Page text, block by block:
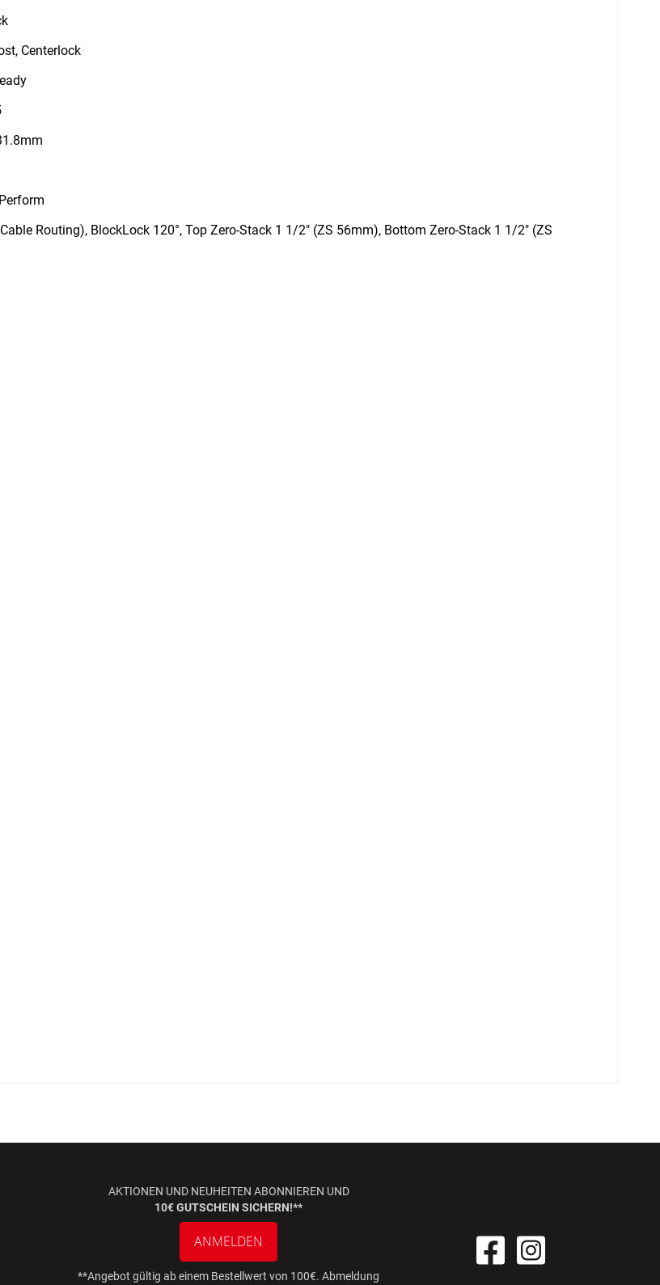
Centerlock
Routing), BlockLock 120°, Top Zero-Stack 1 1/2" (ZS 56mm), Bottom Zero-Stack 1 1/2" (ZS
AKTIONEN UND NEUHEITEN ABONNIEREN UND
10€ GUTSCHEIN SICHERN!**
ANMELDEN
**Angebot gültig ab einem Bestellwert von 100€. Abmeldung